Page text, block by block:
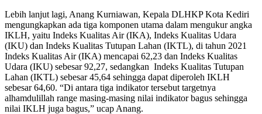
Lebih lanjut lagi, Anang Kurniawan, Kepala DLHKP Kota Kediri
mengungkapkan ada tiga komponen utama dalam mengukur angka
IKLH, yaitu Indeks Kualitas Air (IKA), Indeks Kualitas Udara
(IKU) dan Indeks Kualitas Tutupan Lahan (IKTL), di tahun 2021
Indeks Kualitas Air (IKA) mencapai 62,23 dan Indeks Kualitas
Udara (IKU) sebesar 92,27, sedangkan Indeks Kualitas Tutupan
Lahan (IKTL) sebesar 45,64 sehingga dapat diperoleh IKLH
sebesar 64,60. “Di antara tiga indikator tersebut targetnya
alhamdulillah range masing-masing nilai indikator bagus sehingga
nilai IKLH juga bagus,” ucap Anang.